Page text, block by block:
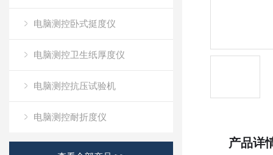
电脑测控卧式挺度仪
电脑测控卫生纸厚度仪
电脑测控抗压试验机
电脑测控耐折度仪
产品详